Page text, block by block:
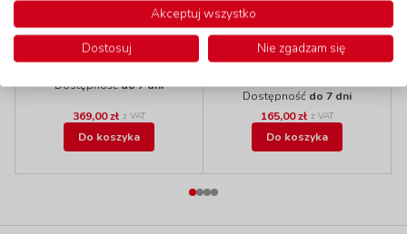
Siedzisko FALA,
zielone
kod: EDF702304
Dostępnośćdo 7 dni
369,00 zł z VAT
Do koszyka
Pufa KWADRAT, 30
cm, waniliowa
Dostępność do 7 dni
165,00 zł z VAT
Do koszyka
Akceptuj wszystko
Dostosuj
Nie zgadzam się